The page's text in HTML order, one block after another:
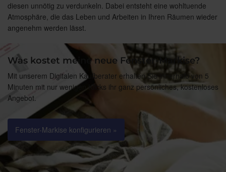
diesen unnötig zu verdunkeln. Dabei entsteht eine wohltuende
Atmosphäre, die das Leben und Arbeiten in Ihren Räumen wieder
angenehm werden lässt.
Was kostet meine neue Fenster-Markise?
Mit unserem Digitalen Kaufberater erhalten Sie innerhalb von 5
Minuten mit nur wenigen Klicks ihr ganz persönliches, kostenloses
Angebot.
Fenster-Markise konfigurieren »